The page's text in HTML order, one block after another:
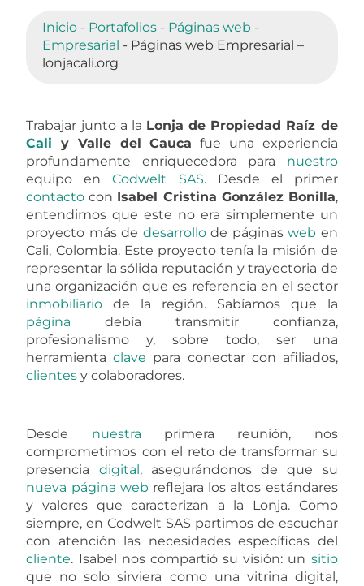
Inicio - Portafolios - Páginas web -
Empresarial - Páginas web Empresarial –
lonjacali.org
Trabajar junto a la Lonja de Propiedad Raíz de
Cali y Valle del Cauca fue una experiencia
profundamente enriquecedora para nuestro
equipo enCodwelt SAS. Desde el primer
contacto con Isabel Cristina González Bonilla,
entendimos que este no era simplemente un
proyecto más de desarrollode páginasweb en
Cali, Colombia. Este proyecto tenía la misión de
representar la sólida reputación y trayectoria de
una organización que es referencia en el sector
inmobiliario de la región. Sabíamos que la
página debía transmitir confianza,
profesionalismo y, sobre todo, ser una
herramientaclave para conectar con afiliados,
clientes y colaboradores.
Desde nuestra primera reunión, nos
comprometimos con el reto de transformar su
presencia digital , asegurándonos de que su
nueva página web reflejara los altos estándares
y valores que caracterizan a la Lonja. Como
siempre, en Codwelt SAS partimos de escuchar
con atención las necesidades específicas del
cliente. Isabel nos compartió su visión: un sitio
que no solo sirviera como una vitrina digital,